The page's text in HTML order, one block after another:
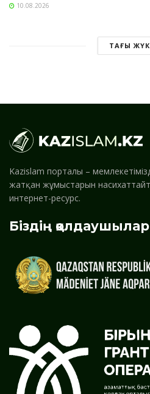
10.08.2026
ТАҒЫ
Kazislam порталы –
жатқан жұмыстарын
интернет-ресурс.
Біздің